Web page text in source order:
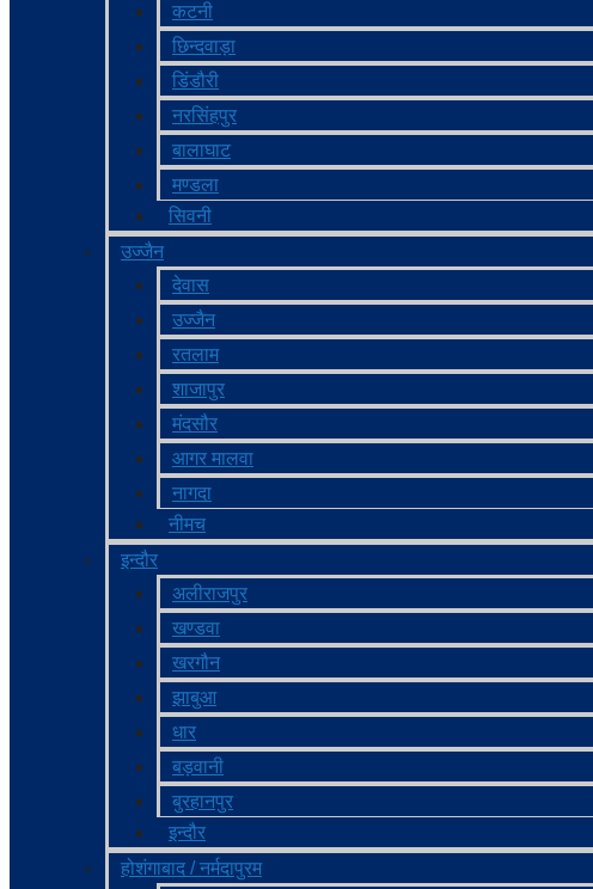
कटनी
छिन्दवाड़ा
डिंडौरी
नरसिंहपुर
बालाघाट
मण्‍डला
सिवनी
उज्जैन
देवास
उज्जैन
रतलाम
शाजापुर
मंदसौर
आगर मालवा
नागदा
नीमच
इन्दौर
अलीराजपुर
खण्‍डवा
खरगौन
झाबुआ
धार
बड़वानी
बुरहानपुर
इन्दौर
होशंगाबाद / नर्मदापुरम